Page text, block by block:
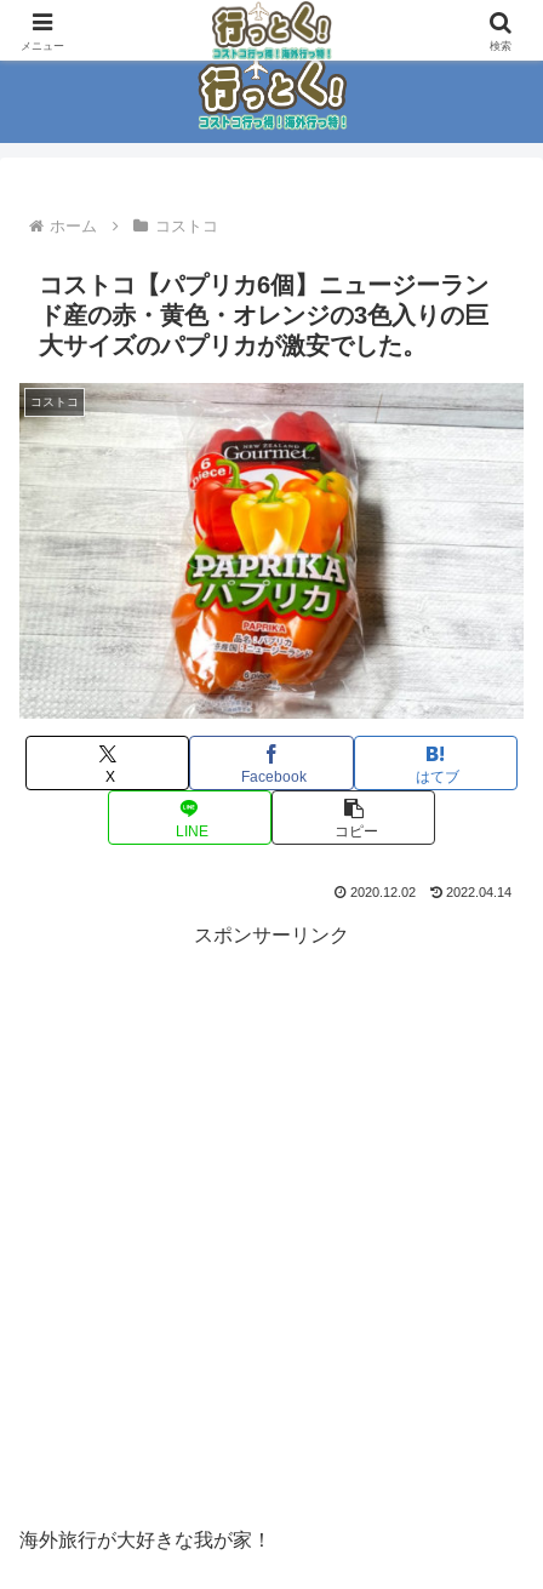
コストコ大好き家族がイチ押商品紹介！！
ホーム コストコ
コストコ【パプリカ6個】ニュージーラン
ド産の赤・黄色・オレンジの3色入りの巨
大サイズのパプリカが激安でした。
コストコ
X Facebook はてブ
LINE コピー
2020.12.02 2022.04.14
スポンサーリンク
海外旅行が大好きな我が家！
メニュー 検索